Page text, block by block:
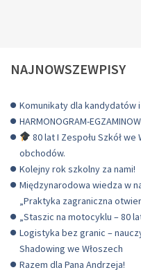
NAJNOWSZEWPISY
Komunikaty dla kandydatów
HARMONOGRAM-
80 lat I Zespołu Szkół we
obchodów.
Kolejny rok szkolny za nami!
Międzynarodowa wiedza w
„Praktyka zagraniczna
„Staszic na motocyklu – 80
Logistyka bez granic –
Shadowing we Włoszech
Razem dla Pana Andrzeja!